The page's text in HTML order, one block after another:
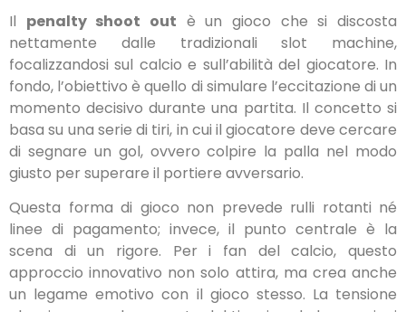
Il penalty shoot out è un gioco che si discosta
nettamente dalle tradizionali slot machine,
focalizzandosi sul calcio e sull’abilità del giocatore. In
fondo, l’obiettivo è quello di simulare l’eccitazione di un
momento decisivo durante una partita. Il concetto si
basa su una serie di tiri, in cui il giocatore deve cercare
di segnare un gol, ovvero colpire la palla nel modo
giusto per superare il portiere avversario.
Questa forma di gioco non prevede rulli rotanti né
linee di pagamento; invece, il punto centrale è la
scena di un rigore. Per i fan del calcio, questo
approccio innovativo non solo attira, ma crea anche
un legame emotivo con il gioco stesso. La tensione